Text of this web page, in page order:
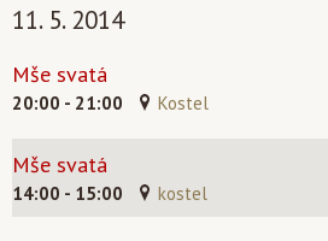
11. 5. 2014
Mše svatá
20:00 - 21:00 Kostel
Mše svatá
14:00 - 15:00 kostel